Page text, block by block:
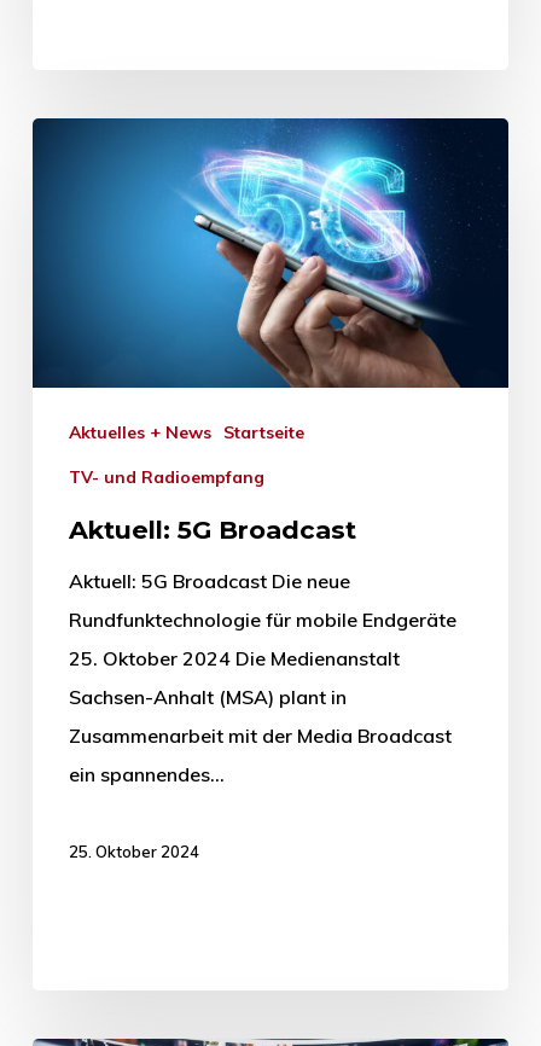
Aktuelles + News Startseite
TV- und Radioempfang
Aktuell: 5G Broadcast
Aktuell: 5G Broadcast Die neue
Rundfunktechnologie für mobile Endgeräte
25. Oktober 2024 Die Medienanstalt
Sachsen-Anhalt (MSA) plant in
Zusammenarbeit mit der Media Broadcast
ein spannendes…
25. Oktober 2024